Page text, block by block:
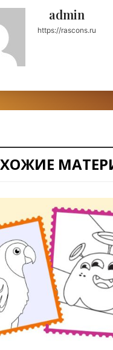
admin
https://rascons.ru